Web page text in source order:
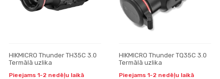
HIKMICRO Thunder TH35C 3.0
Termālā uzlika
Pieejams 1-2 nedēļu laikā
HIKMICRO Thunder TQ35C 3.0
Termālā uzlika
Pieejams 1-2 nedēļu laikā